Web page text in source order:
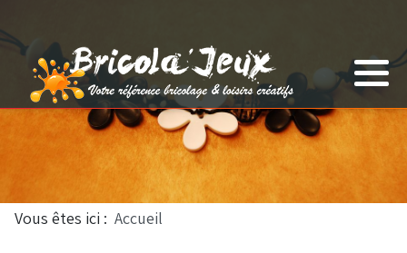
Vous êtes ici : Accueil
Tout-petits
Enfants
Anniversaire
Autres